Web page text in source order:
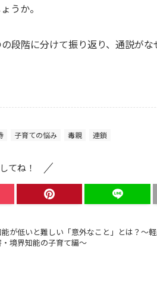
うか。
段階に分けて振り返り、通説がな
子育ての悩み 毒親 連鎖
てね！
が低いと難しい「意外なこと」とは？～
境界知能の子育て編～